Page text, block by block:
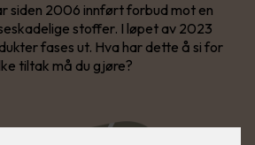
siden 2006 innført forbud mot en
stoffer. I løpet av 2023
fases ut. Hva har dette å si for
tiltak må du gjøre?